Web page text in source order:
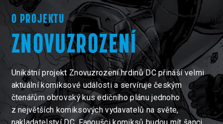
O PROJEKTU
ZNOVUZROZENÍ
Unikátní projekt Znovuzrození hrdinů DC přináší velmi
aktuální komiksové události a servíruje českým
čtenářům obrovský kus edičního plánu jednoho
z největších komiksových vydavatelů na světe,